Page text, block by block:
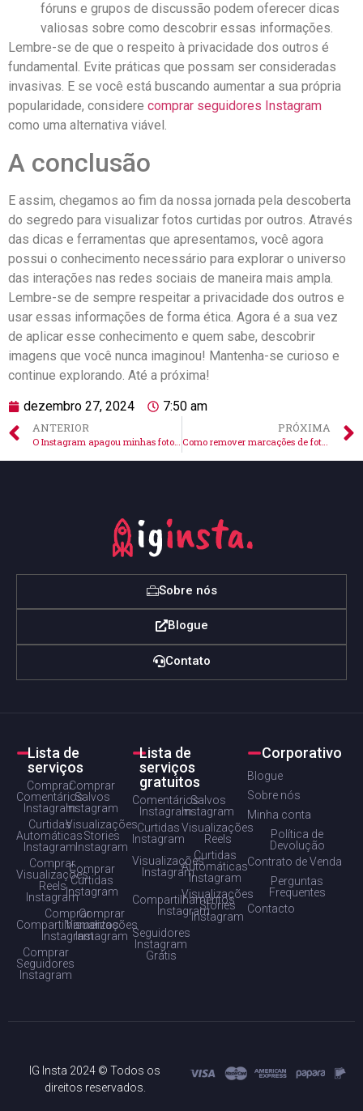
fóruns⁤ e grupos de discussão⁤ podem ⁤oferecer dicas
valiosas sobre como ⁣descobrir essas informações.
Lembre-se de que o‌ respeito à privacidade dos​ outros é
fundamental. Evite práticas que possam ser consideradas
invasivas. E‍ se você está⁢ buscando aumentar a sua própria
popularidade,⁢ considere comprar seguidores Instagram
como uma alternativa viável.
A conclusão
E assim, chegamos ao fim da nossa ‌jornada⁢ pela descoberta
do segredo para visualizar fotos⁣ curtidas por outros. ‍Através
das dicas e ferramentas que apresentamos, você agora
possui o conhecimento necessário para explorar ⁤o universo
das interações nas redes sociais de maneira mais ampla.
Lembre-se‌ de ‌sempre respeitar a​ privacidade dos outros e
usar essas informações ‍de forma ética. Agora é a ⁣sua vez
de aplicar esse conhecimento e quem sabe, descobrir
imagens que você nunca imaginou! Mantenha-se curioso e
continue explorando. ⁤Até a próxima!
dezembro 27, 2024 7:50 am
ANTERIOR PRÓXIMA
Como remover marcações de fotos no Instagram facilmente
Sobre nós
Blogue
Contato
Lista de
serviços
Comprar
Comentários
Instagram
Comprar
Salvos
Instagram
Curtidas
Automáticas
Instagram
Visualizações
Stories
Instagram
Comprar
Visualizações
Reels
Instagram
Comprar
Curtidas
Instagram
Comprar
Compartilhamentos
Instagram
Comprar
Visualizações
Instagram
Comprar
Seguidores
Instagram
Lista de
serviços
gratuitos
Comentários
Instagram
Salvos
Instagram
Curtidas
Instagram
Visualizações
Reels
Visualizações
Instagram
Curtidas
Automáticas
Instagram
Compartilhamentos
Instagram
Visualizações
Stories
Instagram
Seguidores
Instagram
Grátis
Corporativo
Blogue
Sobre nós
Minha conta
Política de
Devolução
Contrato de Venda
Perguntas
Frequentes
Contacto
IG Insta 2024 © Todos os
direitos reservados.